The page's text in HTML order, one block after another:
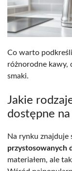
Co warto
różnorodne kawy,
smaki.
Jakie
dostępne
Na rynku znajduje
przystosowanych
materiałem, ale